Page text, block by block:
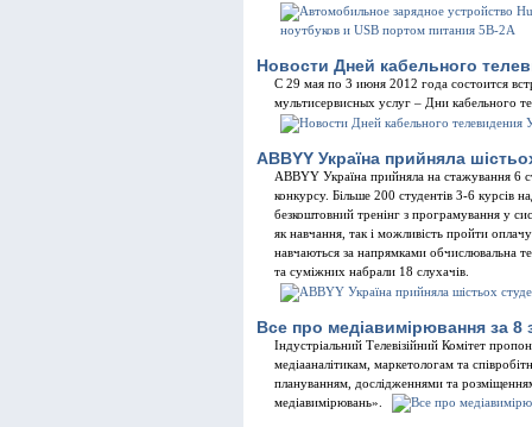
Новости Дней кабельного
С 29 мая по 3 июня 2012 года состоится
мультисервисных услуг – Дни кабельного
ABBYY Україна прийняла
ABBYY Україна прийняла на стажування 6
конкурсу. Більше 200 студентів 3-6 курсів
безкоштовний тренінг з програмування у
як навчання, так і можливість пройти
навчаються за напрямками обчислювальна
та суміжних набрали 18 слухачів.
Все про медіавимірювання за 8
Індустріальний Телевізійний Комітет
медіааналітикам, маркетологам та
плануванням, дослідженнями та
медіавимірювань».